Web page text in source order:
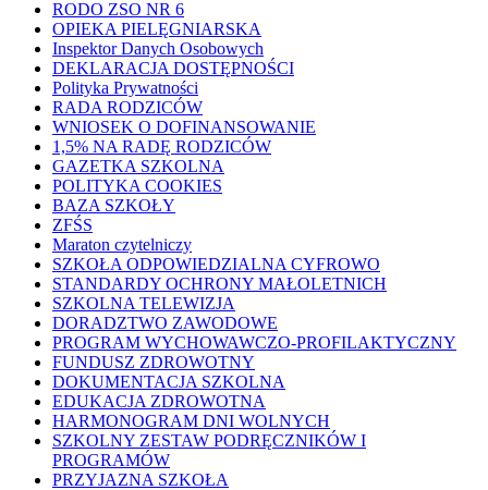
RODO ZSO NR 6
OPIEKA PIELĘGNIARSKA
Inspektor Danych Osobowych
DEKLARACJA DOSTĘPNOŚCI
Polityka Prywatności
RADA RODZICÓW
WNIOSEK O DOFINANSOWANIE
1,5% NA RADĘ RODZICÓW
GAZETKA SZKOLNA
POLITYKA COOKIES
BAZA SZKOŁY
ZFŚS
Maraton czytelniczy
SZKOŁA ODPOWIEDZIALNA CYFROWO
STANDARDY OCHRONY MAŁOLETNICH
SZKOLNA TELEWIZJA
DORADZTWO ZAWODOWE
PROGRAM WYCHOWAWCZO-PROFILAKTYCZNY
FUNDUSZ ZDROWOTNY
DOKUMENTACJA SZKOLNA
EDUKACJA ZDROWOTNA
HARMONOGRAM DNI WOLNYCH
SZKOLNY ZESTAW PODRĘCZNIKÓW I
PROGRAMÓW
PRZYJAZNA SZKOŁA